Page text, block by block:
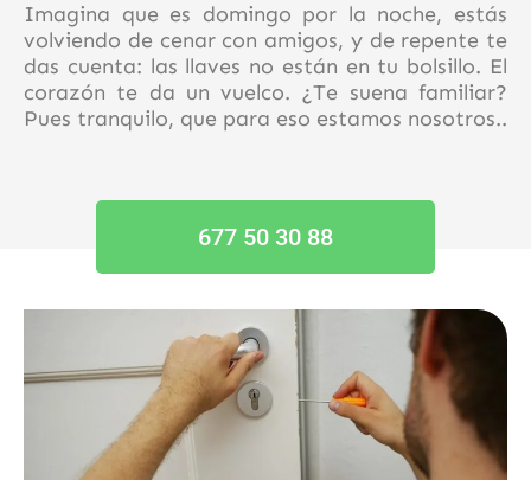
Imagina que es domingo por la noche, estás
volviendo de cenar con amigos, y de repente te
das cuenta: las llaves no están en tu bolsillo. El
corazón te da un vuelco. ¿Te suena familiar?
Pues tranquilo, que para eso estamos nosotros..
677 50 30 88